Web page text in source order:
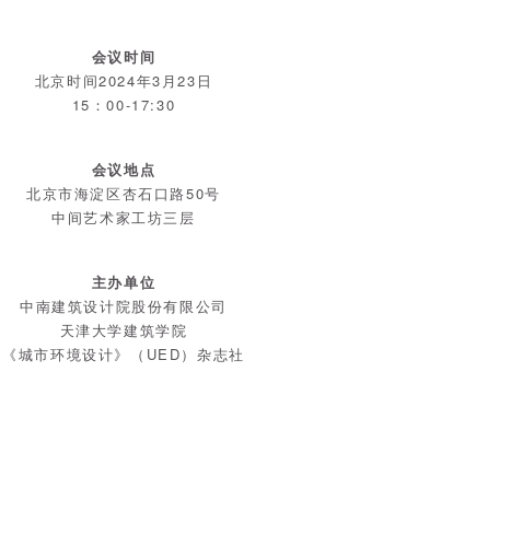
会议时间
北京时间2024年3月23日
15：00-17:30
会议地点
北京市海淀区杏石口路50号
中间艺术家工坊三层
主办单位
中南建筑设计院股份有限公司
天津大学建筑学院
《城市环境设计》（UED）杂志社